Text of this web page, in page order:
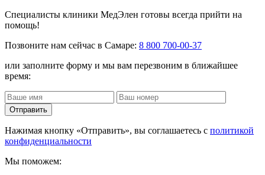
Специалисты клиники МедЭлен готовы всегда прийти на
помощь!
Позвоните нам сейчас в Самаре: 8 800 700-00-37
или заполните форму и мы вам перезвоним в ближайшее
время:
Отправить
Нажимая кнопку «Отправить», вы соглашаетесь с политикой
конфиденциальности
Мы поможем: